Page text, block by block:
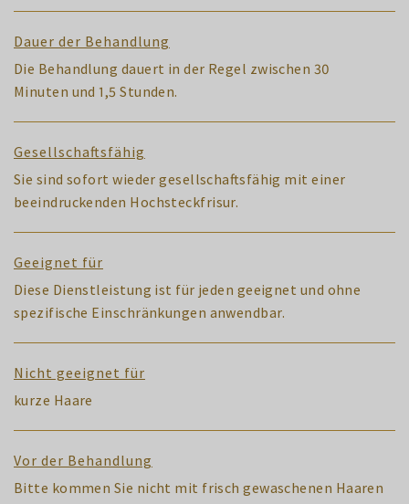
Dauer der Behandlung
Die Behandlung dauert in der Regel zwischen 30
Minuten und 1,5 Stunden.
Gesellschaftsfähig
Sie sind sofort wieder gesellschaftsfähig mit einer
beeindruckenden Hochsteckfrisur.
Geeignet für
Diese Dienstleistung ist für jeden geeignet und ohne
spezifische Einschränkungen anwendbar.
Nicht geeignet für
kurze Haare
Vor der Behandlung
Bitte kommen Sie nicht mit frisch gewaschenen Haaren